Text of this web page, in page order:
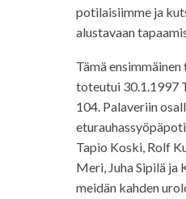
potilaisiimme ja
alustavaan
Tämä
toteutui 30.1.1997
104. Palaveriin
Tapio Koski, Rolf
Meri, Juha Sipilä
meidän kahden